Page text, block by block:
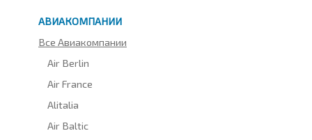
АВИАКОМПАНИИ
Все Авиакомпании
Air Berlin
Air France
Alitalia
Air Baltic